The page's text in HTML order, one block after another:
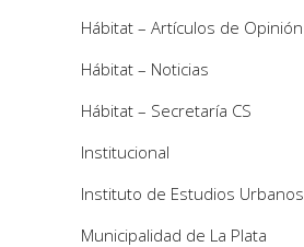
Hábitat – Artículos de Opinión
Hábitat – Noticias
Hábitat – Secretaría CS
Institucional
Instituto de Estudios Urbanos
Municipalidad de La Plata